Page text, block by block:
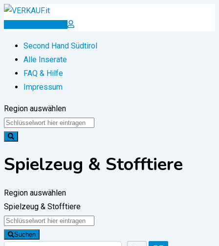
Zum
Inserat erstellen
Second Hand Südtirol
Alle Inserate
FAQ & Hilfe
Impressum
Region auswählen
Spielzeug & Stofftiere
Region auswählen
Spielzeug & Stofftiere
Suchen